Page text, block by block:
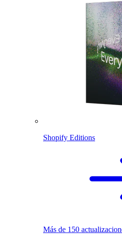
Shopify Editions
Más de 150